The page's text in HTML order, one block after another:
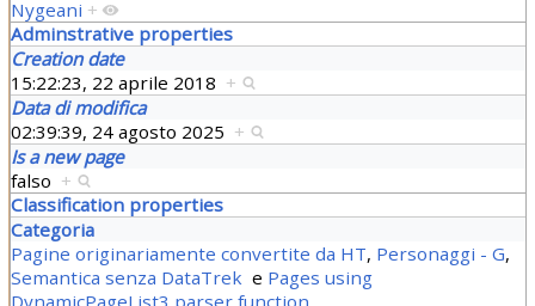
Nygeani +
Adminstrative properties
Creation date
15:22:23, 22 aprile 2018 +
Data di modifica
02:39:39, 24 agosto 2025 +
Is a new page
falso +
Classification properties
Categoria
Pagine originariamente convertite da HT, Personaggi - G,
Semantica senza DataTrek e Pages using
DynamicPageList3 parser function